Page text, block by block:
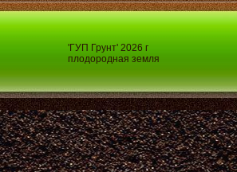
'ГУП Грунт' 2026 г
плодородная земля